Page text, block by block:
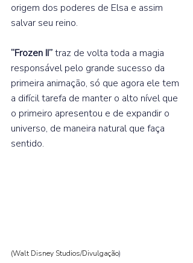
origem dos poderes de Elsa e assim
salvar seu reino.⁣
“Frozen II” traz de volta toda a magia
responsável pelo grande sucesso da
primeira animação, só que agora ele tem
a difícil tarefa de manter o alto nível que
o primeiro apresentou e de expandir o
universo, de maneira natural que faça
sentido.⁣
(Walt Disney Studios/Divulgação)